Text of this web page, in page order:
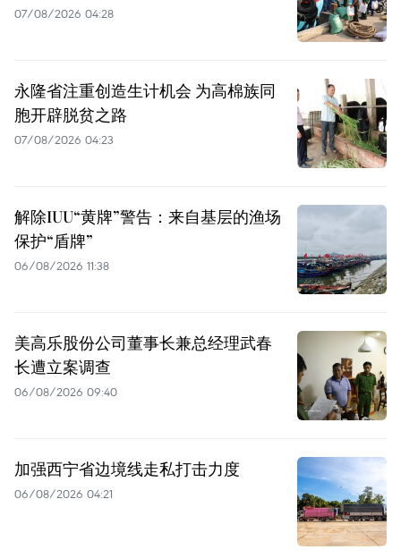
07/08/2026 04:28
永隆省注重创造生计机会 为高棉族同
胞开辟脱贫之路
07/08/2026 04:23
解除IUU“黄牌”警告：来自基层的渔场
保护“盾牌”
06/08/2026 11:38
美高乐股份公司董事长兼总经理武春
长遭立案调查
06/08/2026 09:40
加强西宁省边境线走私打击力度
06/08/2026 04:21